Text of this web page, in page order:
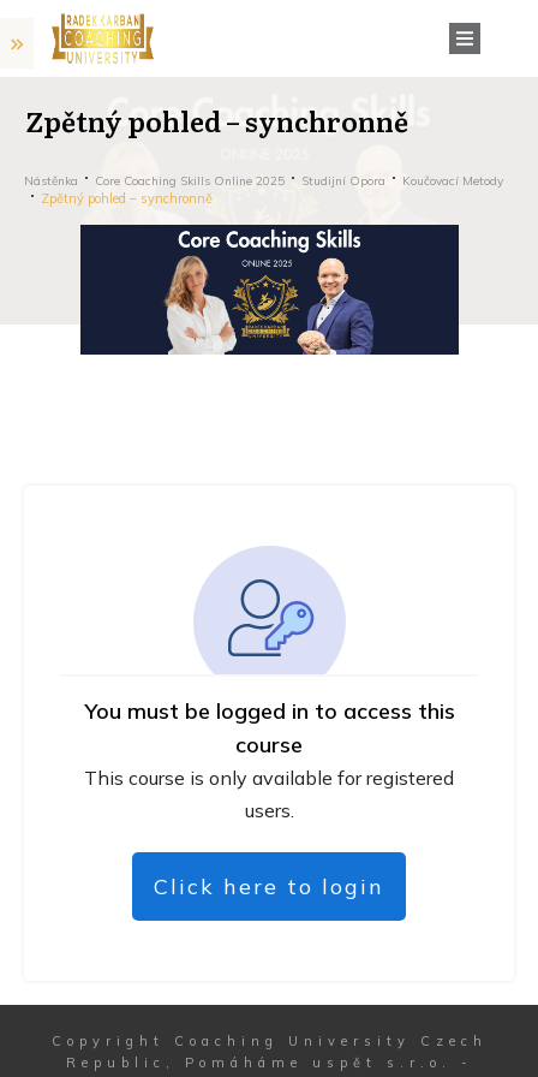
Zpětný pohled – synchronně
Nástěnka Core Coaching Skills Online 2025 Studijní Opora Koučovací Metody
Zpětný pohled – synchronně
You must be logged in to access this
course
This course is only available for registered
users.
Click here to login
Copyright
Coaching University Czech
Republic, Pomáháme uspět s.r.o.
-